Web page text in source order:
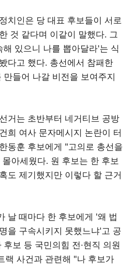
치인은 당 대표 후보들이 서로
것 같다며 이같이 말했다. 그
있으니 나를 뽑아달라'는 식
다고 했다. 총선에서 참패한
들어 나갈 비전을 보여주지
거는 초반부터 네거티브 공방
희 여사 문자메시지 논란이 터
동훈 후보에게 "고의로 총선을
아세웠다. 원 후보는 한 후보
도 제기했지만 이렇다 할 근거
날 때마다 한 후보에게 '왜 법
을 구속시키지 못했느냐'고 공
보 등 국민의힘 전·현직 의원
랙 사건과 관련해 "나 후보가